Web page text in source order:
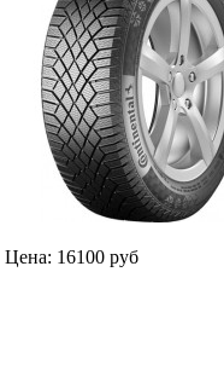
Цена: 16100 руб